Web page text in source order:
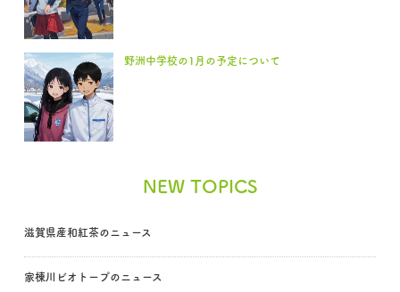
野洲中学校の1月の予定について
NEW TOPICS
滋賀県産和紅茶のニュース
家棟川ビオトープのニュース